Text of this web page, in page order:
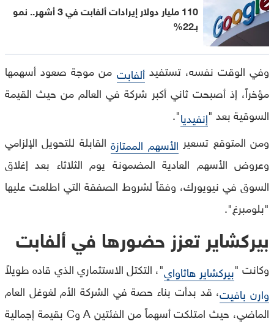
110 مليار دولار إيرادات ألفابت في 3 أشهر.. نمو
بـ22%
وفي الوقت نفسه، تستفيدألفابت من موجة صعود أسهمها
مؤخراً، إذ أصبحت ثاني أكبر شركة في العالم من حيث القيمة
السوقية بعد "إنفيديا".
ومن المتوقع تسعير الأسهم الممتازة القابلة للتحويل الإلزامي
وعروض الأسهم العادية المضمونة يوم الثلاثاء بعد إغلاق
السوق في نيويورك، وفقاً لشروط الصفقة التي اطلعت عليها
"بلومبرغ".
بيركشاير تعزز حضورها في ألفابت
وكانت "بيركشاير هاثاواي"، التكتل الاستثماري الذي قاده طويلاً
وارن بافيت، قد بدأت بناء حصة في الشركة الأم لغوغل العام
الماضي، حيث امتلكت أسهماً من الفئتين A وC بقيمة إجمالية